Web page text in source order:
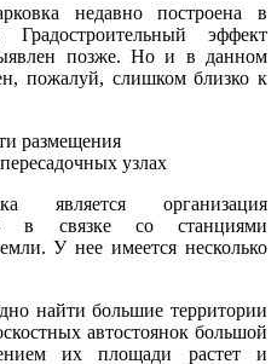
недавно построена в
эффект
позже. Но и в данном
пожалуй, слишком близко к
размещения
узлах
является организация
в связке со станциями
У нее имеется несколько
найти большие территории
автостоянок большой
их площади растет и